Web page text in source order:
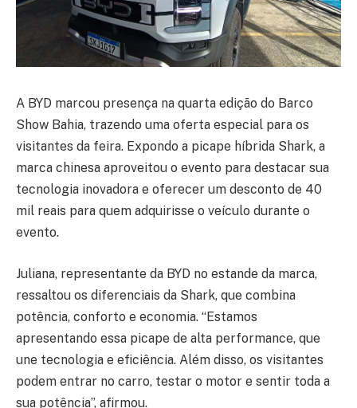
A BYD marcou presença na quarta edição do Barco
Show Bahia, trazendo uma oferta especial para os
visitantes da feira. Expondo a picape híbrida Shark, a
marca chinesa aproveitou o evento para destacar sua
tecnologia inovadora e oferecer um desconto de 40
mil reais para quem adquirisse o veículo durante o
evento.
Juliana, representante da BYD no estande da marca,
ressaltou os diferenciais da Shark, que combina
potência, conforto e economia. “Estamos
apresentando essa picape de alta performance, que
une tecnologia e eficiência. Além disso, os visitantes
podem entrar no carro, testar o motor e sentir toda a
sua potência”, afirmou.